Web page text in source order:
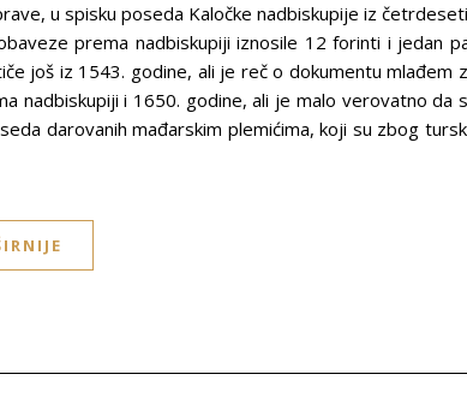
u spisku poseda Kaločke nadbiskupije iz
prema nadbiskupiji iznosile 12 forinti i jedan
još iz 1543. godine, ali je reč o dokumentu mlađem
nadbiskupiji i 1650. godine, ali je malo verovatno da
darovanih mađarskim plemićima, koji su zbog